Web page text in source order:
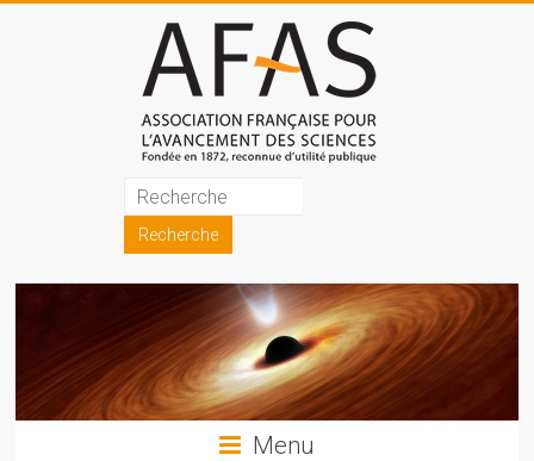
Association
française
pour
l'avancement
des
sciences
Menu